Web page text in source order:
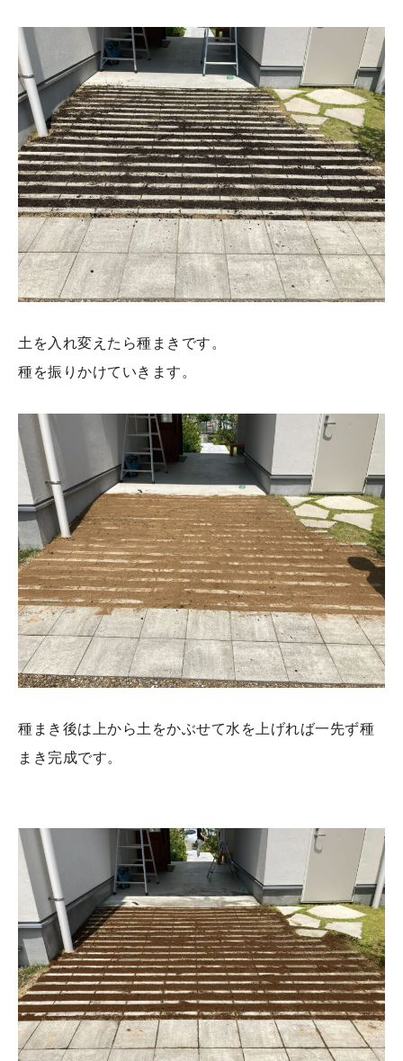
土を入れ変えたら種まきです。
種を振りかけていきます。
種まき後は上から土をかぶせて水を上げれば一先ず種
まき完成です。